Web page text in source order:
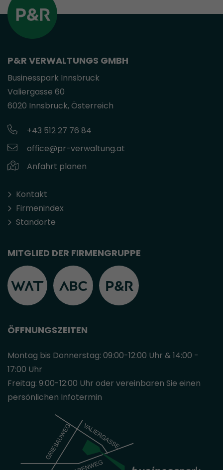
P&R VERWALTUNGS GMBH
Businesspark Innsbruck
Valiergasse 60
6020 Innsbruck, Österreich
+43 512 27 76 84
office@pr-verwaltung.at
Anfahrt planen
Kontakt
Firmenindex
Standorte
MITGLIED DER FIRMENGRUPPE
ÖFFNUNGSZEITEN
Montag bis Donnerstag: 09:00-12:00 Uhr & 14:00 -
17:00 Uhr
Freitag: 9:00-12:00 Uhr oder vereinbaren Sie einen
persönlichen Infotermin